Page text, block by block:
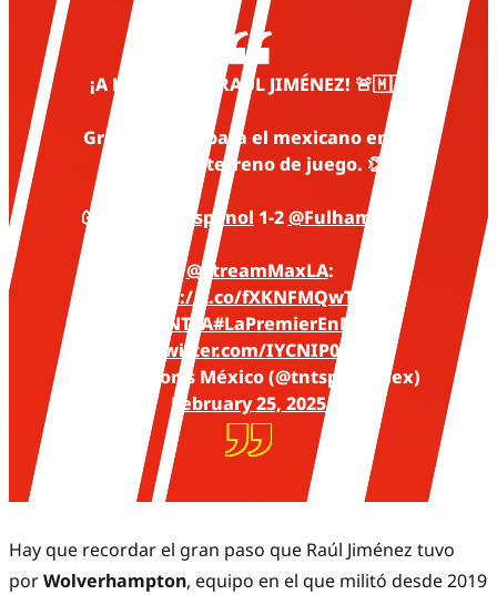
¡A LA CANCHA RAÚL JIMÉNEZ! 🚨🇲🇽
Gran ovación para el mexicano en su
ingreso al terreno de juego. 👏
🐺 @WolvesEspanol 1-2@FulhamFC
📲@StreamMaxLA:
https://t.co/fXKNFMQwTC
@TNTLA#LaPremierEnMax
pic.twitter.com/IYCNIP07gh
— TNT Sports México (@tntsportsmex)
February 25, 2025
Hay que recordar el gran paso que Raúl Jiménez tuvo
porWolverhampton, equipo en el que militó desde 2019